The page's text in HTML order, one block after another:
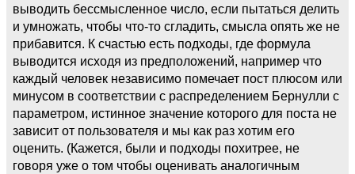
выводить бессмысленное число, если пытаться делить
и умножать, чтобы что-то сгладить, смысла опять же не
прибавится. К счастью есть подходы, где формула
выводится исходя из предположений, например что
каждый человек независимо помечает пост плюсом или
минусом в соответствии с распределением Бернулли с
параметром, истинное значение которого для поста не
зависит от пользователя и мы как раз хотим его
оценить. (Кажется, были и подходы похитрее, не
говоря уже о том чтобы оценивать аналогичным